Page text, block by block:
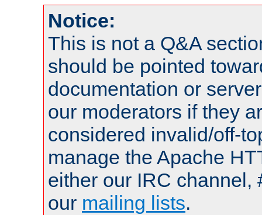
Notice:
This is not a Q&A
should be pointed
documentation or
our moderators if they
considered invalid/off-
manage the Apache
either our IRC channel,
our mailing lists.